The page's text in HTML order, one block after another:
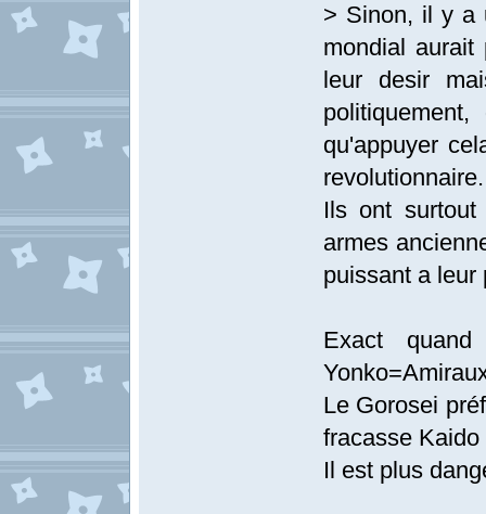
> Sinon, il y a
mondial
leur desir
qu'appuyer
revolutionnaire.
Ils ont
armes
puissant a leur
Exact
Le Gorosei
fracasse Kaido
Il est plus